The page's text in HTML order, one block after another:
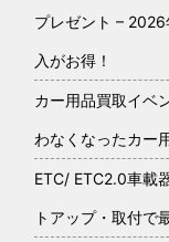
プレゼント –
入がお得！
カー用品買取イベ
わなくなったカー
ETC/ ETC2.0車載
トアップ・取付で